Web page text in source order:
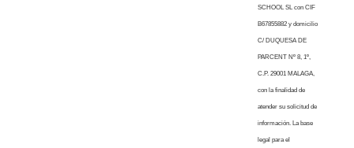
SCHOOL SL con CIF
B67855882 y domicilio
C/ DUQUESA DE
PARCENT Nº 8, 1º,
C.P. 29001 MALAGA,
con la finalidad de
atender su solicitud de
información. La base
legal para el